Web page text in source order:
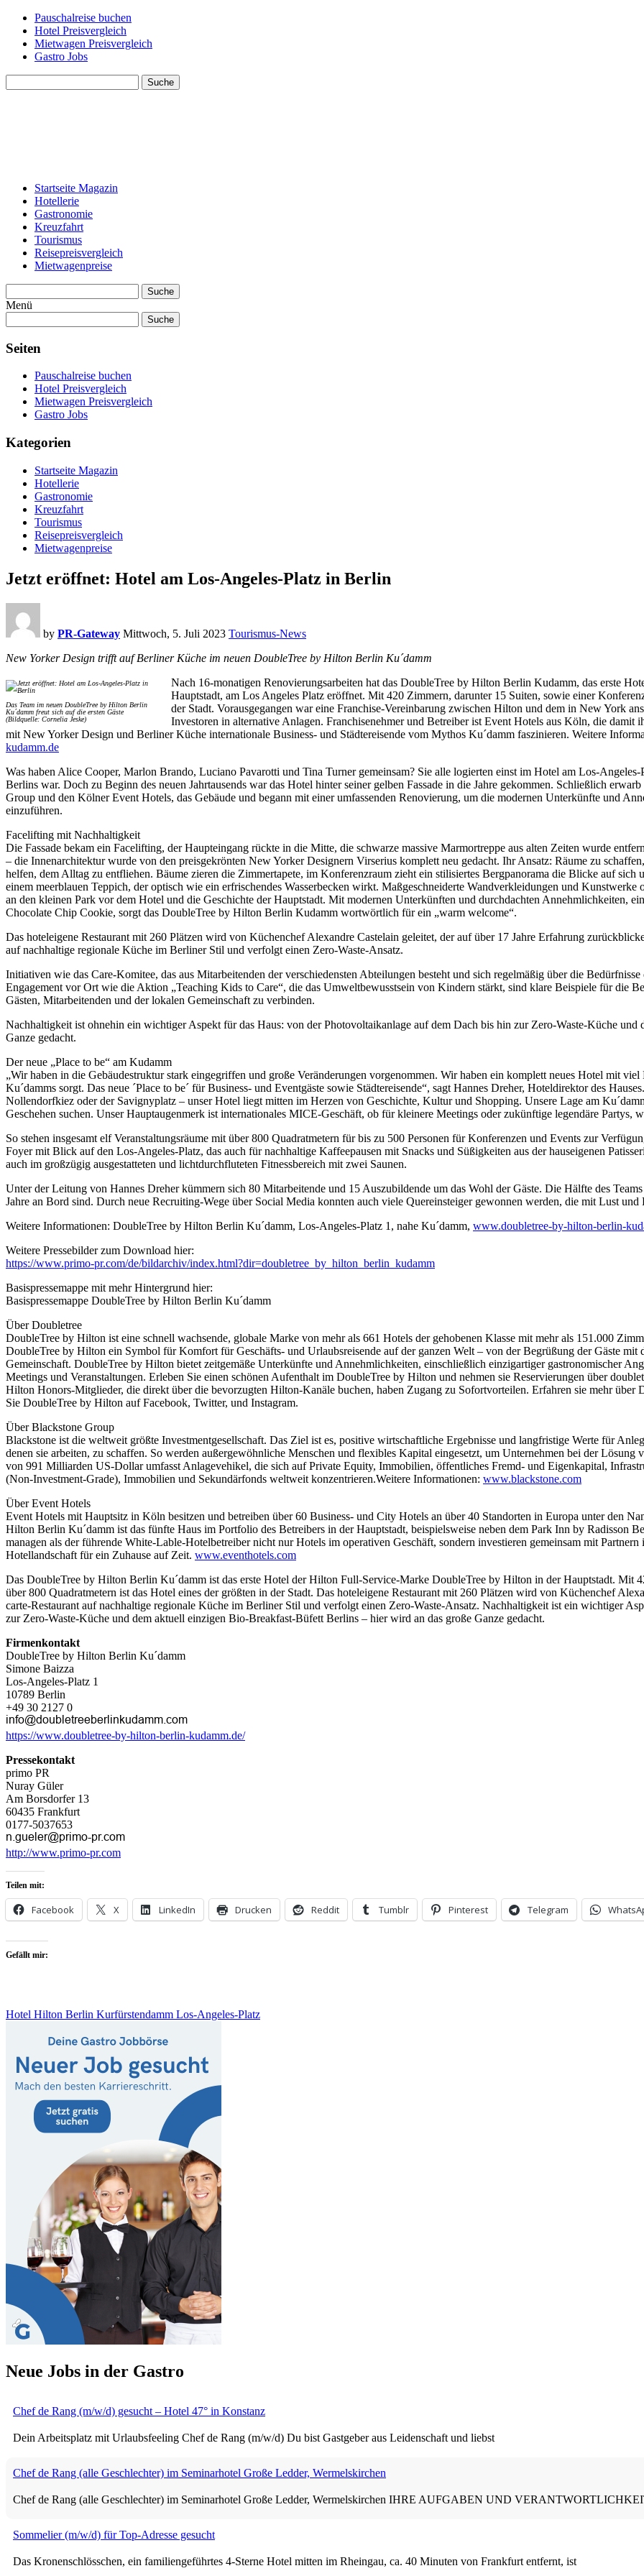
Pauschalreise buchen
Hotel Preisvergleich
Mietwagen Preisvergleich
Gastro Jobs
Suche
Startseite Magazin
Hotellerie
Gastronomie
Kreuzfahrt
Tourismus
Reisepreisvergleich
Mietwagenpreise
Suche
Menü
Suche
Seiten
Pauschalreise buchen
Hotel Preisvergleich
Mietwagen Preisvergleich
Gastro Jobs
Kategorien
Startseite Magazin
Hotellerie
Gastronomie
Kreuzfahrt
Tourismus
Reisepreisvergleich
Mietwagenpreise
Jetzt eröffnet: Hotel am Los-Angeles-Platz in Berlin
by PR-Gateway Mittwoch, 5. Juli 2023 Tourismus-News
New Yorker Design trifft auf Berliner Küche im neuen DoubleTree by Hilton Berlin Ku´damm
Das Team im neuen DoubleTree by Hilton Berlin
Ku´damm freut sich auf die ersten Gäste
(Bildquelle: Cornelia Jeske)
Nach 16-monatigen Renovierungsarbeiten hat das DoubleTree by Hilton Berlin Kudamm, das erste
Hauptstadt, am Los Angeles Platz eröffnet. Mit 420 Zimmern, darunter 15 Suiten, sowie einer
der Stadt. Vorausgegangen war eine Franchise-Vereinbarung zwischen Hilton und dem in New York
Investoren in alternative Anlagen. Franchisenehmer und Betreiber ist Event Hotels aus Köln, die
mit New Yorker Design und Berliner Küche internationale Business- und Städtereisende vom Mythos Ku´damm faszinieren. Weitere
kudamm.de
Was haben Alice Cooper, Marlon Brando, Luciano Pavarotti und Tina Turner gemeinsam? Sie alle logierten einst im Hotel am Los-
Berlins war. Doch zu Beginn des neuen Jahrtausends war das Hotel hinter seiner gelben Fassade in die Jahre gekommen. Schließlich
Group und den Kölner Event Hotels, das Gebäude und begann mit einer umfassenden Renovierung, um die modernen Unterkünfte und
einzuführen.
Facelifting mit Nachhaltigkeit
Die Fassade bekam ein Facelifting, der Haupteingang rückte in die Mitte, die schwarze massive Marmortreppe aus alten Zeiten wurde
– die Innenarchitektur wurde von den preisgekrönten New Yorker Designern Virserius komplett neu gedacht. Ihr Ansatz: Räume zu
helfen, dem Alltag zu entfliehen. Bäume zieren die Zimmertapete, im Konferenzraum zieht ein stilisiertes Bergpanorama die Blicke auf
einem meerblauen Teppich, der optisch wie ein erfrischendes Wasserbecken wirkt. Maßgeschneiderte Wandverkleidungen und
an den kleinen Park vor dem Hotel und die Geschichte der Hauptstadt. Mit modernen Unterkünften und durchdachten Annehmlichkeiten,
Chocolate Chip Cookie, sorgt das DoubleTree by Hilton Berlin Kudamm wortwörtlich für ein „warm welcome“.
Das hoteleigene Restaurant mit 260 Plätzen wird von Küchenchef Alexandre Castelain geleitet, der auf über 17 Jahre Erfahrung
auf nachhaltige regionale Küche im Berliner Stil und verfolgt einen Zero-Waste-Ansatz.
Initiativen wie das Care-Komitee, das aus Mitarbeitenden der verschiedensten Abteilungen besteht und sich regelmäßig über die
Engagement vor Ort wie die Aktion „Teaching Kids to Care“, die das Umweltbewusstsein von Kindern stärkt, sind klare Beispiele für die
Gästen, Mitarbeitenden und der lokalen Gemeinschaft zu verbinden.
Nachhaltigkeit ist ohnehin ein wichtiger Aspekt für das Haus: von der Photovoltaikanlage auf dem Dach bis hin zur Zero-Waste-Küche
Ganze gedacht.
Der neue „Place to be“ am Kudamm
„Wir haben in die Gebäudestruktur stark eingegriffen und große Veränderungen vorgenommen. Wir haben ein komplett neues Hotel mit
Ku´damms sorgt. Das neue ´Place to be´ für Business- und Eventgäste sowie Städtereisende“, sagt Hannes Dreher, Hoteldirektor des
Nollendorfkiez oder der Savignyplatz – unser Hotel liegt mitten im Herzen von Geschichte, Kultur und Shopping. Unsere Lage am
Geschehen suchen. Unser Hauptaugenmerk ist internationales MICE-Geschäft, ob für kleinere Meetings oder zukünftige legendäre Partys,
So stehen insgesamt elf Veranstaltungsräume mit über 800 Quadratmetern für bis zu 500 Personen für Konferenzen und Events zur
Foyer mit Blick auf den Los-Angeles-Platz, das auch für nachhaltige Kaffeepausen mit Snacks und Süßigkeiten aus der hauseigenen
auch im großzügig ausgestatteten und lichtdurchfluteten Fitnessbereich mit zwei Saunen.
Unter der Leitung von Hannes Dreher kümmern sich 80 Mitarbeitende und 15 Auszubildende um das Wohl der Gäste. Die Hälfte des
Jahre an Bord sind. Durch neue Recruiting-Wege über Social Media konnten auch viele Quereinsteiger gewonnen werden, die mit Lust
Weitere Informationen: DoubleTree by Hilton Berlin Ku´damm, Los-Angeles-Platz 1, nahe Ku´damm, www.doubletree-by-hilton-berlin-
Weitere Pressebilder zum Download hier:
https://www.primo-pr.com/de/bildarchiv/index.html?dir=doubletree_by_hilton_berlin_kudamm
Basispressemappe mit mehr Hintergrund hier:
Basispressemappe DoubleTree by Hilton Berlin Ku´damm
Über Doubletree
DoubleTree by Hilton ist eine schnell wachsende, globale Marke von mehr als 661 Hotels der gehobenen Klasse mit mehr als 151.000
DoubleTree by Hilton ein Symbol für Komfort für Geschäfts- und Urlaubsreisende auf der ganzen Welt – von der Begrüßung der Gäste
Gemeinschaft. DoubleTree by Hilton bietet zeitgemäße Unterkünfte und Annehmlichkeiten, einschließlich einzigartiger gastronomischer
Meetings und Veranstaltungen. Erleben Sie einen schönen Aufenthalt im DoubleTree by Hilton und nehmen sie Reservierungen über
Hilton Honors-Mitglieder, die direkt über die bevorzugten Hilton-Kanäle buchen, haben Zugang zu Sofortvorteilen. Erfahren sie mehr
Sie DoubleTree by Hilton auf Facebook, Twitter, und Instagram.
Über Blackstone Group
Blackstone ist die weltweit größte Investmentgesellschaft. Das Ziel ist es, positive wirtschaftliche Ergebnisse und langfristige Werte für
denen sie arbeiten, zu schaffen. So werden außergewöhnliche Menschen und flexibles Kapital eingesetzt, um Unternehmen bei der
von 991 Milliarden US-Dollar umfasst Anlagevehikel, die sich auf Private Equity, Immobilien, öffentliches Fremd- und Eigenkapital,
(Non-Investment-Grade), Immobilien und Sekundärfonds weltweit konzentrieren.Weitere Informationen: www.blackstone.com
Über Event Hotels
Event Hotels mit Hauptsitz in Köln besitzen und betreiben über 60 Business- und City Hotels an über 40 Standorten in Europa unter den
Hilton Berlin Ku´damm ist das fünfte Haus im Portfolio des Betreibers in der Hauptstadt, beispielsweise neben dem Park Inn by Radisson
managen als der führende White-Lable-Hotelbetreiber nicht nur Hotels im operativen Geschäft, sondern investieren gemeinsam mit
Hotellandschaft für ein Zuhause auf Zeit. www.eventhotels.com
Das DoubleTree by Hilton Berlin Ku´damm ist das erste Hotel der Hilton Full-Service-Marke DoubleTree by Hilton in der Hauptstadt. Mit
über 800 Quadratmetern ist das Hotel eines der größten in der Stadt. Das hoteleigene Restaurant mit 260 Plätzen wird von Küchenchef
carte-Restaurant auf nachhaltige regionale Küche im Berliner Stil und verfolgt einen Zero-Waste-Ansatz. Nachhaltigkeit ist ein wichtiger
zur Zero-Waste-Küche und dem aktuell einzigen Bio-Breakfast-Büfett Berlins – hier wird an das große Ganze gedacht.
Firmenkontakt
DoubleTree by Hilton Berlin Ku´damm
Simone Baizza
Los-Angeles-Platz 1
10789 Berlin
+49 30 2127 0
https://www.doubletree-by-hilton-berlin-kudamm.de/
Pressekontakt
primo PR
Nuray Güler
Am Borsdorfer 13
60435 Frankfurt
0177-5037653
http://www.primo-pr.com
Teilen mit:
Facebook X LinkedIn Drucken Reddit Tumblr Pinterest Telegram
Gefällt mir:
Hotel Hilton Berlin Kurfürstendamm Los-Angeles-Platz
Neue Jobs in der Gastro
Chef de Rang (m/w/d) gesucht – Hotel 47° in Konstanz
Dein Arbeitsplatz mit Urlaubsfeeling Chef de Rang (m/w/d) Du bist Gastgeber aus Leidenschaft und liebst
Chef de Rang (alle Geschlechter) im Seminarhotel Große Ledder, Wermelskirchen
Chef de Rang (alle Geschlechter) im Seminarhotel Große Ledder, Wermelskirchen IHRE AUFGABEN UND
Sommelier (m/w/d) für Top-Adresse gesucht
Das Kronenschlösschen, ein familiengeführtes 4-Sterne Hotel mitten im Rheingau, ca. 40 Minuten von Frankfurt entfernt, ist